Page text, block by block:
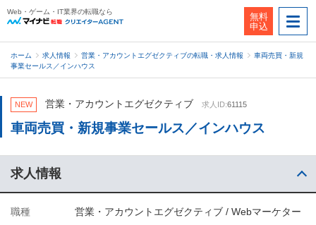
Web・ゲーム・IT業界の転職なら
無料
申込
ホーム 求人情報 営業・アカウントエグゼクティブの転職・求人情報
車両売買・新規
事業セールス／インハウス
NEW 営業・アカウントエグゼクティブ 求人ID:61115
車両売買・新規事業セールス／インハウス
求人情報
職種 営業・アカウントエグゼクティブ / Webマーケター